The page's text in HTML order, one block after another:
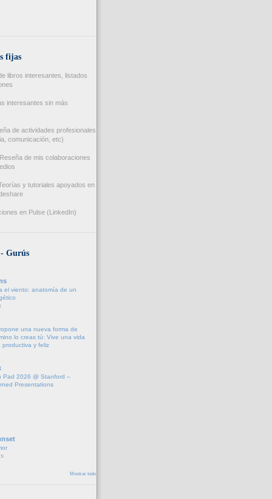
fijas
libros interesantes, listados
interesantes sin más
de actividades profesionales
comunicación, etc)
Reseña de mis colaboraciones
y tutoriales apoyados en
en Pulse (LinkedIn)
Gurús
el viento: anatomía de un
una nueva forma de
lo creas tú: Vive una vida
productiva y feliz
Pad 2026 @ Stanford –
Presentations
Mostrar todo